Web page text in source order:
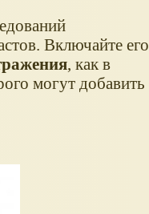
Включайте его
, как в
могут добавить